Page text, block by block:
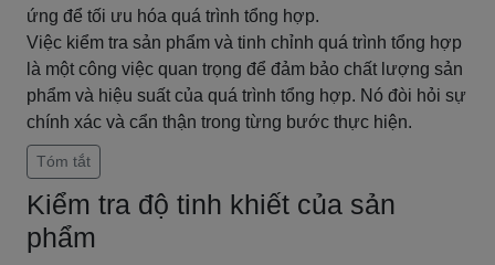
ứng để tối ưu hóa quá trình tổng hợp.
Việc kiểm tra sản phẩm và tinh chỉnh quá trình tổng hợp
là một công việc quan trọng để đảm bảo chất lượng sản
phẩm và hiệu suất của quá trình tổng hợp. Nó đòi hỏi sự
chính xác và cẩn thận trong từng bước thực hiện.
Tóm tắt
Kiểm tra độ tinh khiết của sản
phẩm